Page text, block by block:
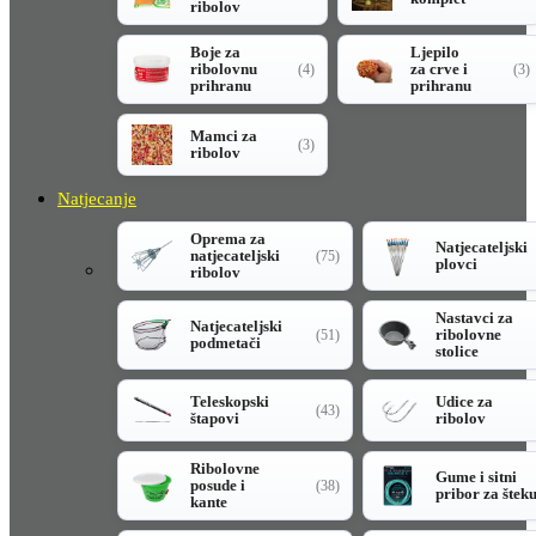
ribolov
Boje za
ribolovnu
prihranu
(4)
Ljepilo
za crve i
prihranu
(3)
Mamci za
ribolov
(3)
Natjecanje
Oprema za
natjecateljski
ribolov
(75)
Natjecateljski
plovci
Natjecateljski
podmetači
(51)
Nastavci za
ribolovne
stolice
Teleskopski
štapovi
(43)
Udice za
ribolov
Ribolovne
posude i
kante
(38)
Gume i sitni
pribor za šteku